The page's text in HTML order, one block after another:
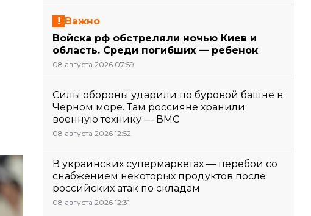
Важно
Войска рф обстреляли ночью Киев и
область. Среди погибших — ребенок
08 августа 2026 07:59
Силы обороны ударили по буровой башне в
Черном море. Там россияне хранили
военную технику — ВМС
08 августа 2026 12:52
В украинских супермаркетах — перебои со
снабжением некоторых продуктов после
российских атак по складам
08 августа 2026 12:31